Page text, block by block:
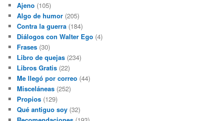
Ajeno (105)
Algo de humor (205)
Contra la guerra (184)
Diálogos con Walter Ego (4)
Frases (30)
Libro de quejas (234)
Libros Gratis (22)
Me llegó por correo (44)
Misceláneas (252)
Propios (129)
Qué antiguo soy (32)